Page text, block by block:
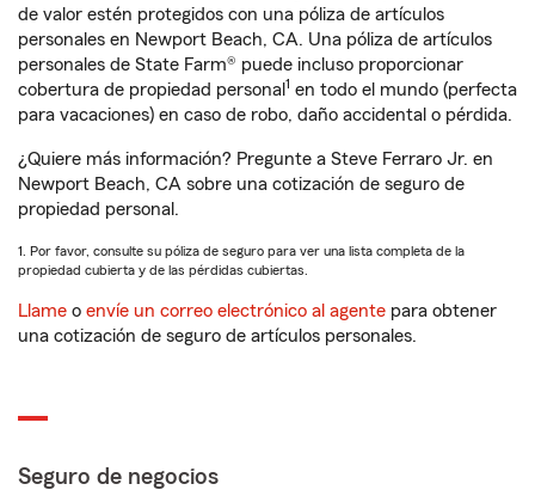
de valor estén protegidos con una póliza de artículos
personales en Newport Beach, CA. Una póliza de artículos
personales de State Farm® puede incluso proporcionar
cobertura de propiedad personal 1 en todo el mundo (perfecta
para vacaciones) en caso de robo, daño accidental o pérdida.
¿Quiere más información? Pregunte a Steve Ferraro Jr. en
Newport Beach, CA sobre una cotización de seguro de
propiedad personal.
1. Por favor, consulte su póliza de seguro para ver una lista completa de la
propiedad cubierta y de las pérdidas cubiertas.
Llame o envíe un correo electrónico al agente para obtener
una cotización de seguro de artículos personales.
Seguro de negocios